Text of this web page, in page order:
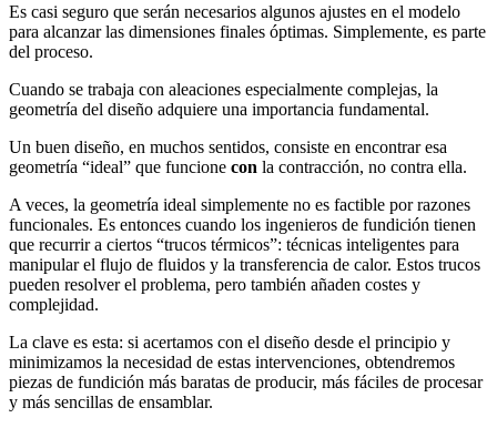
Es casi seguro que serán necesarios algunos ajustes en el modelo
para alcanzar las dimensiones finales óptimas. Simplemente, es parte
del proceso.
Cuando se trabaja con aleaciones especialmente complejas, la
geometría del diseño adquiere una importancia fundamental.
Un buen diseño, en muchos sentidos, consiste en encontrar esa
geometría “ideal” que funcione con la contracción, no contra ella.
A veces, la geometría ideal simplemente no es factible por razones
funcionales. Es entonces cuando los ingenieros de fundición tienen
que recurrir a ciertos “trucos térmicos”: técnicas inteligentes para
manipular el flujo de fluidos y la transferencia de calor. Estos trucos
pueden resolver el problema, pero también añaden costes y
complejidad.
La clave es esta: si acertamos con el diseño desde el principio y
minimizamos la necesidad de estas intervenciones, obtendremos
piezas de fundición más baratas de producir, más fáciles de procesar
y más sencillas de ensamblar.